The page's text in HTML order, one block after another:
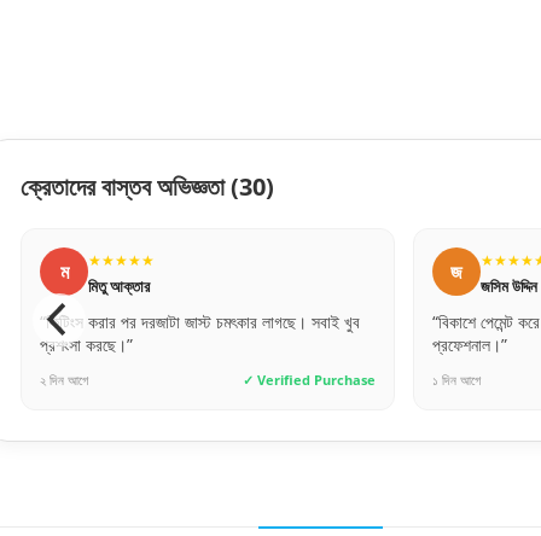
ক্রেতাদের বাস্তব অভিজ্ঞতা(30)
জ ★★★★★
জসিম উদ্দিন
“বিকাশে পেমেন্ট করে নিশ্চিন্তে অর্ডার দিতে পারেন। সার্ভিস খুব
প্রফেশনাল।”
১ দিন আগে ✓ Verified Purchase
আ
আরিফুল
“প্রথমবার
দেখে মুগ্ধ। সঠিক
১২ ঘণ্টা আগে